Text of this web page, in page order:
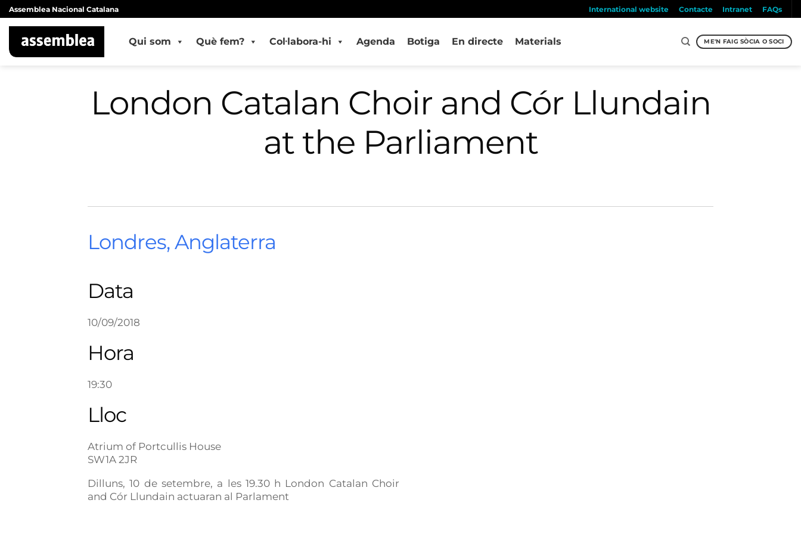
Skip
to
content
Assemblea Nacional Catalana International website Contacte Intranet FAQs
Qui som Què fem? Col·labora-hi Agenda Botiga En directe Materials ME'N FAIG SÒCIA O SOCI
London Catalan Choir and Cór Llundain
at the Parliament
Londres, Anglaterra
Data
10/09/2018
Hora
19:30
Lloc
Atrium of Portcullis House
SW1A 2JR
Dilluns, 10 de setembre, a les 19.30 h London Catalan Choir
and Cór Llundain actuaran al Parlament